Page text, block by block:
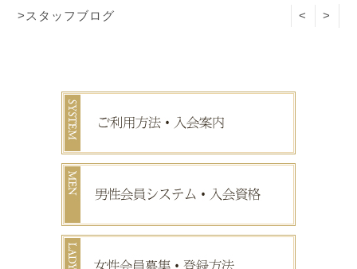
>スタッフブログ < >